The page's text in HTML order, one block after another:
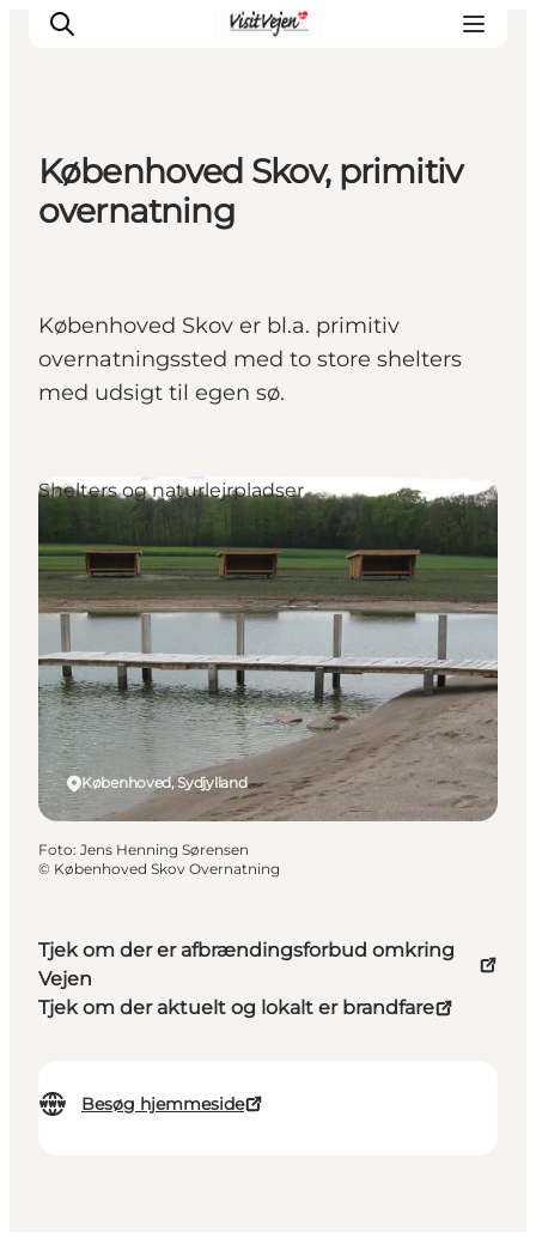
Spise
Byer
Events
Udforsk
Københoved Skov, primitiv
overnatning
Københoved Skov er bl.a. primitiv
overnatningssted med to store shelters
med udsigt til egen sø.
Tjek om der er afbrændingsforbud omkring
Vejen
Tjek om der aktuelt og lokalt er brandfare
Besøg hjemmeside
Københoved, Sydjylland
Shelters og naturlejrpladser
Foto: Jens Henning Sørensen
© Københoved Skov Overnatning